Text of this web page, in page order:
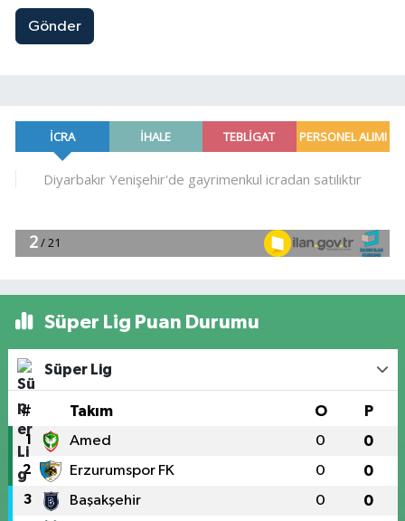
Gönder
Süper Lig Puan Durumu
Süper Lig
# Takım O P
1 Amed 0 0
2 Erzurumspor FK 0 0
3 Başakşehir 0 0